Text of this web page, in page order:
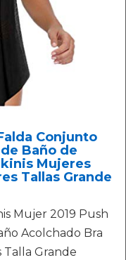
Conjunto
Baño de
Mujeres
Tallas Grande
Mujer 2019 Push
Acolchado Bra
Talla Grande